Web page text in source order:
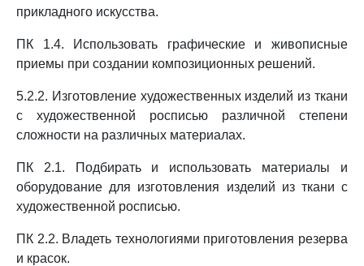
прикладного искусства.
ПК 1.4. Использовать графические и живописные
приемы при создании композиционных решений.
5.2.2. Изготовление художественных изделий из ткани
с художественной росписью различной степени
сложности на различных материалах.
ПК 2.1. Подбирать и использовать материалы и
оборудование для изготовления изделий из ткани с
художественной росписью.
ПК 2.2. Владеть технологиями приготовления резерва
и красок.